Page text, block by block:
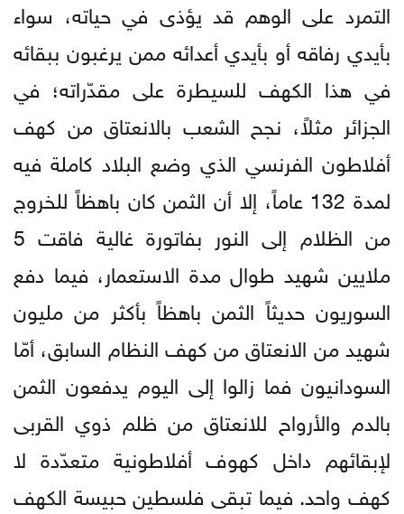
التمرد على الوهم قد يؤذى في حياته، سواء
بأيدي رفاقه أو بأيدي أعدائه ممن يرغبون ببقائه
في هذا الكهف للسيطرة على مقدّراته؛ في
الجزائر مثلاً، نجح الشعب بالانعتاق من كهف
أفلاطون الفرنسي الذي وضع البلاد كاملة فيه
لمدة 132 عاماً، إلا أن الثمن كان باهظاً للخروج
من الظلام إلى النور بفاتورة غالية فاقت 5
ملايين شهيد طوال مدة الاستعمار، فيما دفع
السوريون حديثاً الثمن باهظاً بأكثر من مليون
شهيد من الانعتاق من كهف النظام السابق، أمّا
السودانيون فما زالوا إلى اليوم يدفعون الثمن
بالدم والأرواح للانعتاق من ظلم ذوي القربى
لإبقائهم داخل كهوف أفلاطونية متعدّدة لا
كهف واحد. فيما تبقى فلسطين حبيسة الكهف